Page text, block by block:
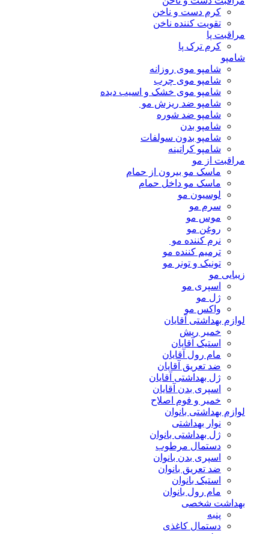
کرم دست و ناخن
تقویت کننده ناخن
مراقبت پا
کرم ترک پا
شامپو
شامپو موی روزانه
شامپو موی چرب
شامپو موی خشک و اسیب دیده
شامپو ضد ریزش مو
شامپو ضد شوره
شامپو بدن
شامپو بدون سولفات
شامپو کراتینه
مراقبت از مو
ماسک مو بیرون از حمام
ماسک مو داخل حمام
لوسیون مو
سرم مو
موس مو
روغن مو
نرم کننده مو
ترمیم کننده مو
تونیک و تونر مو
زیبایی مو
اسپری مو
ژل مو
واکس مو
لوازم بهداشتی آقایان
خمیر ریش
استیک آقایان
مام رول آقایان
ضد تعریق آقایان
ژل بهداشتی آقایان
اسپری بدن آقایان
خمیر و فوم اصلاح
لوازم بهداشتی بانوان
نوار بهداشتی
ژل بهداشتی بانوان
دستمال مرطوب
اسپری بدن بانوان
ضد تعریق بانوان
استیک بانوان
مام رول بانوان
بهداشت شخصی
پنبه
دستمال کاغذی